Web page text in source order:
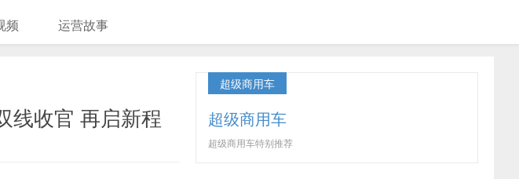
频 运营故事
线收官 再启新程
超级商用车
超级商用车
超级商用车特别推荐